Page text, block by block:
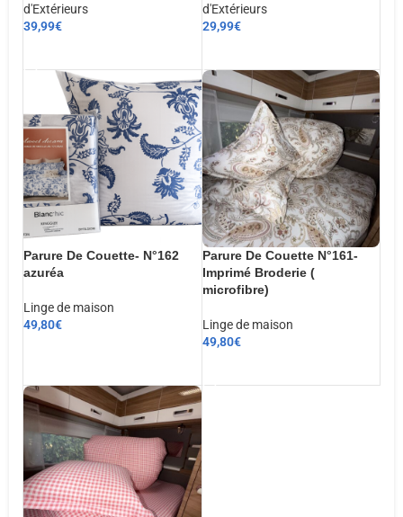
d'Extérieurs
39,99€
d'Extérieurs
29,99€
Parure De Couette- N°162
azuréa
Linge de maison
49,80€
Parure De Couette N°161-
Imprimé Broderie (
microfibre)
Linge de maison
49,80€